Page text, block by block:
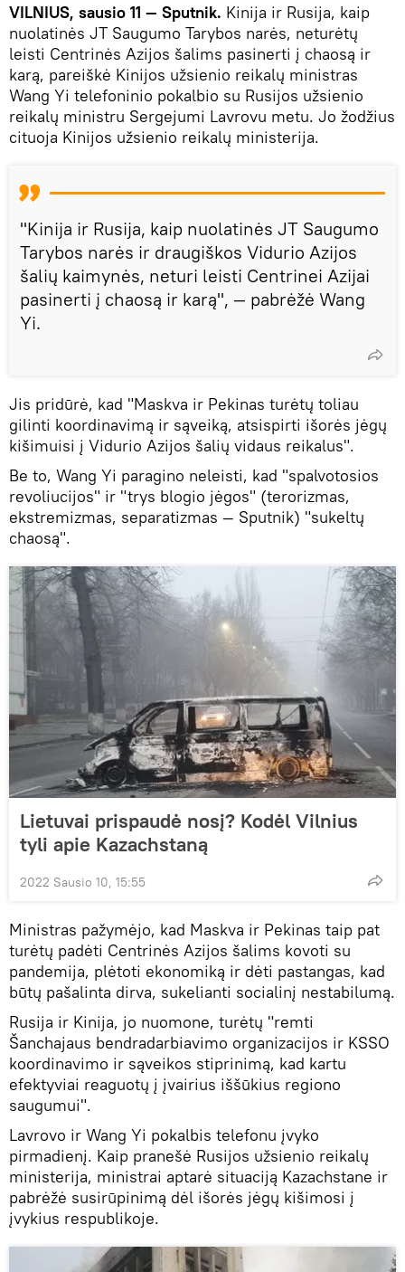
VILNIUS, sausio 11 — Sputnik. Kinija ir Rusija, kaip
nuolatinės JT Saugumo Tarybos narės, neturėtų
leisti Centrinės Azijos šalims pasinerti į chaosą ir
karą, pareiškė Kinijos užsienio reikalų ministras
Wang Yi telefoninio pokalbio su Rusijos užsienio
reikalų ministru Sergejumi Lavrovu metu. Jo žodžius
cituoja Kinijos užsienio reikalų ministerija.
"Kinija ir Rusija, kaip nuolatinės JT Saugumo
Tarybos narės ir draugiškos Vidurio Azijos
šalių kaimynės, neturi leisti Centrinei Azijai
pasinerti į chaosą ir karą", — pabrėžė Wang
Yi.
Jis pridūrė, kad "Maskva ir Pekinas turėtų toliau
gilinti koordinavimą ir sąveiką, atsispirti išorės jėgų
kišimuisi į Vidurio Azijos šalių vidaus reikalus".
Be to, Wang Yi paragino neleisti, kad "spalvotosios
revoliucijos" ir "trys blogio jėgos" (terorizmas,
ekstremizmas, separatizmas — Sputnik) "sukeltų
chaosą".
Lietuvai prispaudė nosį? Kodėl Vilnius
tyli apie Kazachstaną
2022 Sausio 10, 15:55
Ministras pažymėjo, kad Maskva ir Pekinas taip pat
turėtų padėti Centrinės Azijos šalims kovoti su
pandemija, plėtoti ekonomiką ir dėti pastangas, kad
būtų pašalinta dirva, sukelianti socialinį nestabilumą.
Rusija ir Kinija, jo nuomone, turėtų "remti
Šanchajaus bendradarbiavimo organizacijos ir KSSO
koordinavimo ir sąveikos stiprinimą, kad kartu
efektyviai reaguotų į įvairius iššūkius regiono
saugumui".
Lavrovo ir Wang Yi pokalbis telefonu įvyko
pirmadienį. Kaip pranešė Rusijos užsienio reikalų
ministerija, ministrai aptarė situaciją Kazachstane ir
pabrėžė susirūpinimą dėl išorės jėgų kišimosi į
įvykius respublikoje.